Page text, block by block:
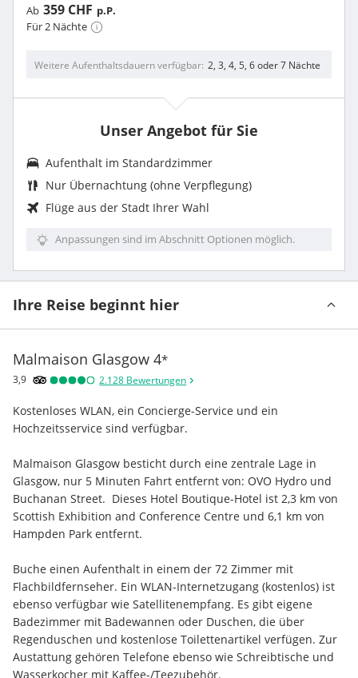
Ab 359 CHF p.P.
Für 2 Nächte
Weitere Aufenthaltsdauern verfügbar 2, 3, 4, 5, 6 oder 7 Nächte
Unser Angebot für Sie
Aufenthalt im Standardzimmer
Nur Übernachtung (ohne Verpflegung)
Flüge aus der Stadt Ihrer Wahl
Anpassungen sind im Abschnitt Optionen möglich.
Ihre Reise beginnt hier
Malmaison Glasgow 4*
3,9 2.128 Bewertungen
Kostenloses WLAN, ein Concierge-Service und ein
Hochzeitsservice sind verfügbar.
Malmaison Glasgow besticht durch eine zentrale Lage in
Glasgow, nur 5 Minuten Fahrt entfernt von: OVO Hydro und
Buchanan Street.  Dieses Hotel Boutique-Hotel ist 2,3 km von
Scottish Exhibition and Conference Centre und 6,1 km von
Hampden Park entfernt.
Buche einen Aufenthalt in einem der 72 Zimmer mit
Flachbildfernseher. Ein WLAN-Internetzugang (kostenlos) ist
ebenso verfügbar wie Satellitenempfang. Es gibt eigene
Badezimmer mit Badewannen oder Duschen, die über
Regenduschen und kostenlose Toilettenartikel verfügen. Zur
Austattung gehören Telefone ebenso wie Schreibtische und
Wasserkocher mit Kaffee-/Teezubehör.